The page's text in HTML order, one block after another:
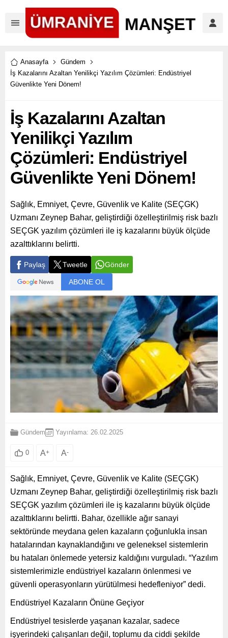
Anasayfa
Gündem
İş Kazalarını Azaltan Yenilikçi Yazılım Çözümleri: Endüstriyel
Güvenlikte Yeni Dönem!
İş Kazalarını Azaltan
Yenilikçi Yazılım
Çözümleri: Endüstriyel
Güvenlikte Yeni Dönem!
Sağlık, Emniyet, Çevre, Güvenlik ve Kalite (SEÇGK)
Uzmanı Zeynep Bahar, geliştirdiği özelleştirilmiş risk bazlı
SEÇGK yazılım çözümleri ile iş kazalarını büyük ölçüde
azalttıklarını belirtti.
Paylaş Tweetle Gönder
ABONE OL
Gündem Yayınlama: 26.02.2025
0 A+ A-
Sağlık, Emniyet, Çevre, Güvenlik ve Kalite (SEÇGK)
Uzmanı Zeynep Bahar, geliştirdiği özelleştirilmiş risk bazlı
SEÇGK yazılım çözümleri ile iş kazalarını büyük ölçüde
azalttıklarını belirtti. Bahar, özellikle ağır sanayi
sektöründe meydana gelen kazaların çoğunlukla insan
hatalarından kaynaklandığını ve geleneksel sistemlerin
bu hataları önlemede yetersiz kaldığını vurguladı. “Yazılım
sistemlerimizle endüstriyel kazaların önlenmesi ve
güvenli operasyonların yürütülmesi hedefleniyor” dedi.
Endüstriyel Kazaların Önüne Geçiyor
Endüstriyel tesislerde yaşanan kazalar, sadece
işyerindeki çalışanları değil, toplumu da ciddi şekilde